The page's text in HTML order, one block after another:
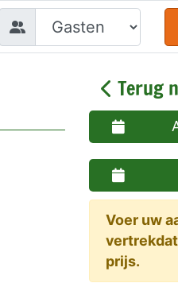
Terug
Voer uw
prijs.